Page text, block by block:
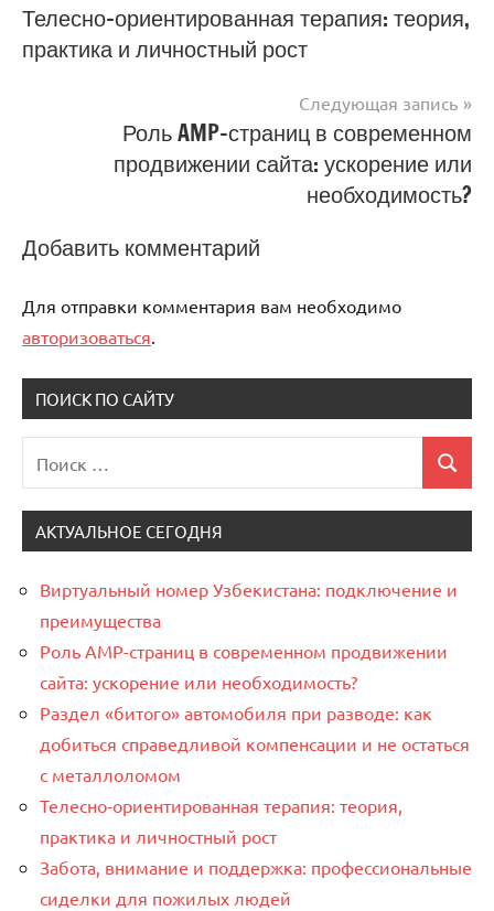
Навигация
по
Телесно-ориентированная терапия: теория,
практика и личностный рост
Следующая запись
Роль AMP-страниц в современном
продвижении сайта: ускорение или
необходимость?
Добавить комментарий
Для отправки комментария вам необходимо
авторизоваться.
ПОИСК ПО САЙТУ
для:
Поиск
АКТУАЛЬНОЕ СЕГОДНЯ
Виртуальный номер Узбекистана: подключение и
преимущества
Роль AMP-страниц в современном продвижении
сайта: ускорение или необходимость?
Раздел «битого» автомобиля при разводе: как
добиться справедливой компенсации и не остаться
с металлоломом
Телесно-ориентированная терапия: теория,
практика и личностный рост
Забота, внимание и поддержка: профессиональные
сиделки для пожилых людей